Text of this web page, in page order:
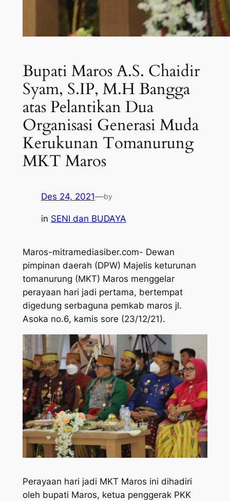
Bupati Maros A.S. Chaidir
Syam, S.IP, M.H Bangga
atas Pelantikan Dua
Organisasi Generasi Muda
Kerukunan Tomanurung
MKT Maros
Des 24, 2021—by
in SENI dan BUDAYA
Maros-mitramediasiber.com- Dewan
pimpinan daerah (DPW) Majelis keturunan
tomanurung (MKT) Maros menggelar
perayaan hari jadi pertama, bertempat
digedung serbaguna pemkab maros jl.
Asoka no.6, kamis sore (23/12/21).
Perayaan hari jadi MKT Maros ini dihadiri
oleh bupati Maros, ketua penggerak PKK